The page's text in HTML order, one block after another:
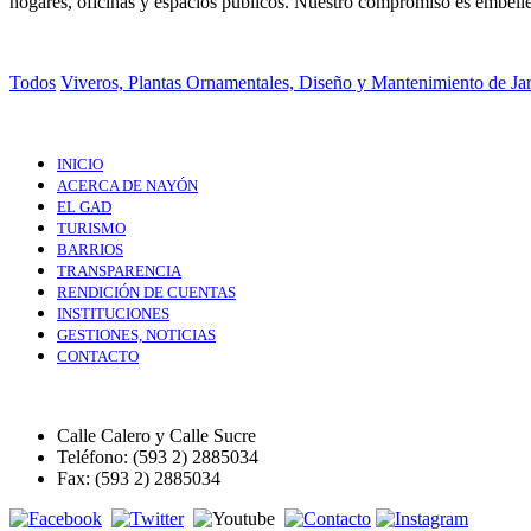
Todos Viveros, Plantas Ornamentales, Diseño y Mantenimiento de
INICIO
ACERCA DE NAYÓN
EL GAD
TURISMO
BARRIOS
TRANSPARENCIA
RENDICIÓN DE CUENTAS
INSTITUCIONES
GESTIONES, NOTICIAS
CONTACTO
Calle Calero y Calle Sucre
Teléfono: (593 2) 2885034
Fax: (593 2) 2885034